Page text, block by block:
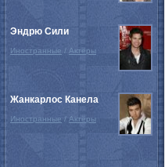
Эндрю Сили
Иностранные / Актёры
Жанкарлос Канела
Иностранные / Актёры